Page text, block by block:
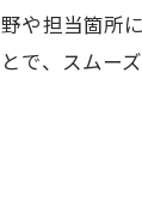
や担当箇所
で、スムー